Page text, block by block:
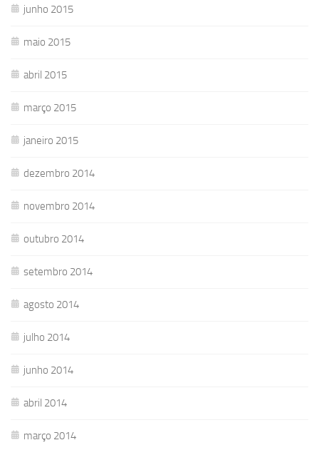
junho 2015
maio 2015
abril 2015
março 2015
janeiro 2015
dezembro 2014
novembro 2014
outubro 2014
setembro 2014
agosto 2014
julho 2014
junho 2014
abril 2014
março 2014